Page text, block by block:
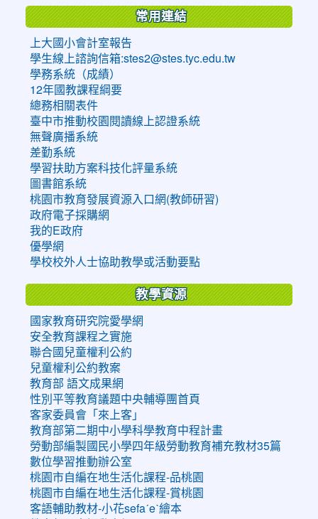
常用連結
上大國小會計室報告
學生線上諮詢信箱:stes2@stes.tyc.edu.tw
學務系統（成績）
12年國教課程綱要
總務相關表件
臺中市推動校園閱讀線上認證系統
無聲廣播系統
差勤系統
學習扶助方案科技化評量系統
圖書館系統
桃園市教育發展資源入口網(教師研習)
政府電子採購網
我的E政府
優學網
學校校外人士協助教學或活動要點
教學資源
國家教育研究院愛學網
安全教育課程之實施
聯合國兒童權利公約
兒童權利公約教案
教育部 語文成果網
性別平等教育議題中央輔導團首頁
客家委員會「來上客」
教育部第二期中小學科學教育中程計畫
勞動部編製國民小學四年級勞動教育補充教材35篇
數位學習推動辦公室
桃園市自編在地生活化課程-品桃園
桃園市自編在地生活化課程-賞桃園
客語輔助教材-小花sefaˊeˋ繪本